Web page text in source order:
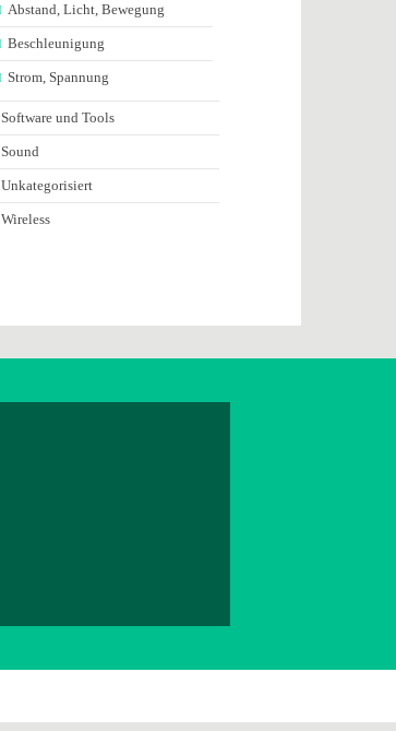
Abstand, Licht, Bewegung
Beschleunigung
Strom, Spannung
Software und Tools
Sound
Unkategorisiert
Wireless